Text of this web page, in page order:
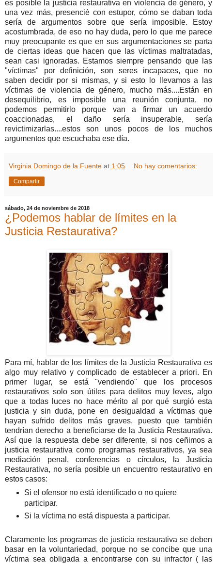
es posible la justicia restaurativa en violencia de género, y
una vez más, presencié con estupor, cómo se daban toda
sería de argumentos sobre que sería imposible. Estoy
acostumbrada, de eso no hay duda, pero lo que me parece
muy preocupante es que en sus argumentaciones se parta
de ciertas ideas que hacen que las víctimas maltratadas,
sean casi ignoradas. Estamos siempre pensando que las
"víctimas" por definición, son seres incapaces, que no
saben decidir por si mismas, y si esto lo llevamos a las
víctimas de violencia de género, mucho más....Están en
desequilibrio, es imposible una reunión conjunta, no
podemos permitirlo porque van a firmar un acuerdo
coaccionadas, el daño sería insuperable, sería
revictimizarlas....estos son unos pocos de los muchos
argumentos que escuchaba ese día.
Virginia Domingo de la Fuente at 1:05 No hay comentarios:
Compartir
sábado, 24 de noviembre de 2018
¿Podemos hablar de límites en la
Justicia Restaurativa?
Para mí, hablar de los límites de la Justicia Restaurativa es
algo muy relativo y complicado de establecer a priori. En
primer lugar, se está "vendiendo" que los procesos
restaurativos solo son útiles para delitos muy leves, algo
que a todas luces no hace mérito al por qué surgió esta
justicia y sin duda, pone en desigualdad a víctimas que
hayan sufrido delitos más graves, puesto que también
tendrían derecho a beneficiarse de la Justicia Restaurativa.
Así que la respuesta debe ser diferente, si nos ceñimos a
justicia restaurativa como programas restaurativos, ya sea
mediación penal, conferencias o círculos, la Justicia
Restaurativa, no sería posible un encuentro restaurativo en
estos casos:
Si el ofensor no está identificado o no quiere
participar.
Si la víctima no está dispuesta a participar.
Claramente los programas de justicia restaurativa se deben
basar en la voluntariedad, porque no se concibe que una
víctima sea obligada a encontrarse con su infractor ( las